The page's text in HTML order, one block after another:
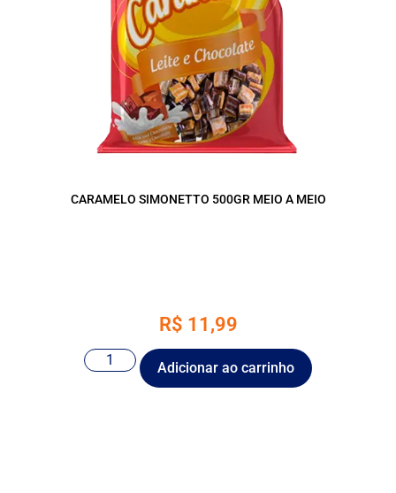
CARAMELO SIMONETTO 500GR MEIO A MEIO
R$ 11,99
Adicionar ao carrinho